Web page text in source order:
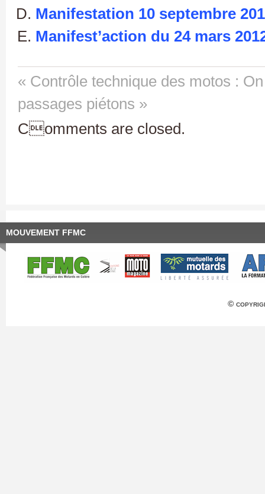
Manifestation 10 septembre
Manifest’action du 24 mars
« Contrôle technique des motos :
passages piétons »
Comments are closed.
MOUVEMENT FFMC
©